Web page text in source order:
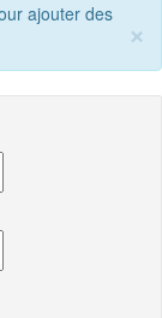
ajouter des
×